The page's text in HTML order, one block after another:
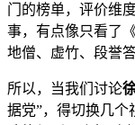
门的榜单，评价维
事，有点像只看了
地僧、虚竹、段誉
所以，当我们讨论
据党”，得切换几个